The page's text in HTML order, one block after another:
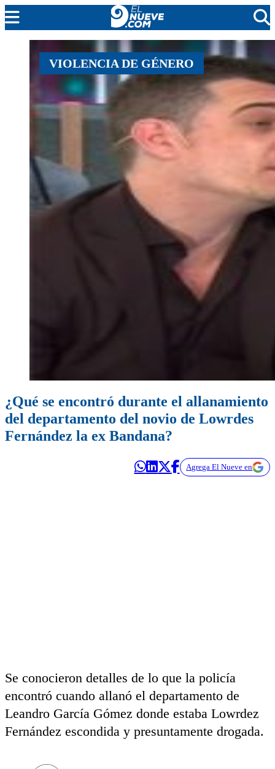
MENDOZA
CADA DÍA
ARGENTINA
NOTICIERO 9
EL NUEVE STREAMS
PROGRAMACIÓN
EN VIVO
VIOLENCIA DE GÉNERO
¿Qué se encontró durante el allanamiento
del departamento del novio de Lowrdes
Fernández la ex Bandana?
Agrega El Nueve en
Se conocieron detalles de lo que la policía
encontró cuando allanó el departamento de
Leandro García Gómez donde estaba Lowrdez
Fernández escondida y presuntamente drogada.